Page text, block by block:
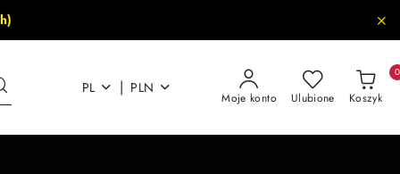
PL | PLN
Moje konto Ulubione Koszyk
0